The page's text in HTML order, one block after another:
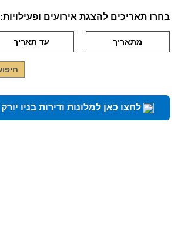
בחרו תאריכים להצגת אירועים ופעילויות:
לחצו כאן למלונות ודירות בניו יורק